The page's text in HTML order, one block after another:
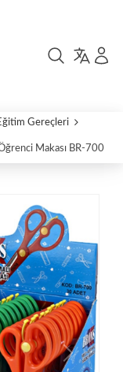
Gereçleri
Makası BR-700